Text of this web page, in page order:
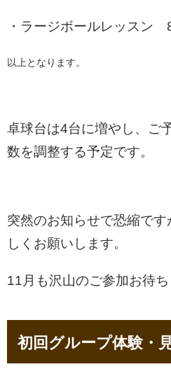
・ラージボールレッスン
以上となります。
卓球台は4台に増やし、ご
数を調整する予定です。
突然のお知らせで恐縮で
しくお願いします。
11月も沢山のご参加お待
初回グループ体験・